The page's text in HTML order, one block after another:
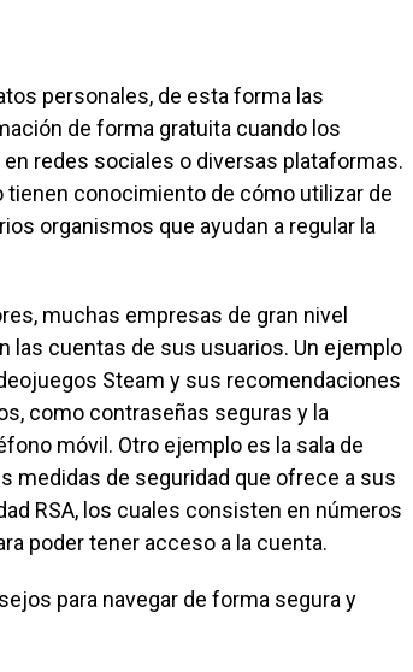
personales, de esta forma las
de forma gratuita cuando los
redes sociales o diversas plataformas.
tienen conocimiento de cómo utilizar de
organismos que ayudan a regular la
muchas empresas de gran nivel
las cuentas de sus usuarios. Un ejemplo
Steam y sus recomendaciones
como contraseñas seguras y la
móvil. Otro ejemplo es la sala de
medidas de seguridad que ofrece a sus
RSA, los cuales consisten en números
poder tener acceso a la cuenta.
para navegar de forma segura y